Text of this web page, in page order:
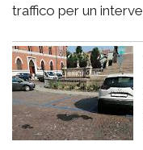
traffico per un